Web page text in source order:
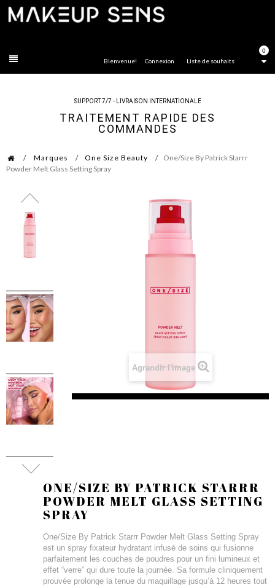
0
Liste de souhaits
Bienvenue! Connexion
SUPPORT 7/7 - LIVRAISON INTERNATIONALE
TRAITEMENT RAPIDE DES
COMMANDES
Marques One Size Beauty
One/Size By Patrick Starrr
Powder Melt Glass Setting Spray
Agrandir l'image
ONE/SIZE BY PATRICK STARRR
POWDER MELT GLASS SETTING
SPRAY
One/Size By Patrick Starrr Powder Melt Glass Setting Spray
est un spray fixateur hydratant infusé de soins qui fusionne
parfaitement les couches de poudres pour un fini lumineux et
effet “verre” qui dure toute la journée. Sa formule cliniquement
prouvée prolonge la tenue du maquillage jusqu’à 12 heures tout